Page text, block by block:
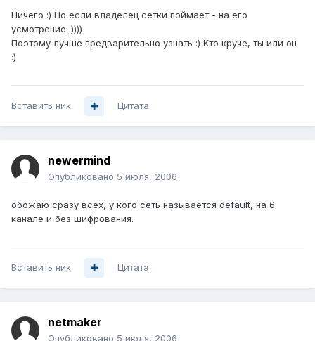
Ничего :) Но если владелец сетки поймает - на его
усмотрение :))))
Поэтому лучше предварительно узнать :) Кто круче, ты или он
:)
Вставить ник Цитата
newermind
Опубликовано 5 июля, 2006
обожаю сразу всех, у кого сеть называется default, на 6
канале и без шифрования.
Вставить ник Цитата
netmaker
Опубликовано 5 июля, 2006